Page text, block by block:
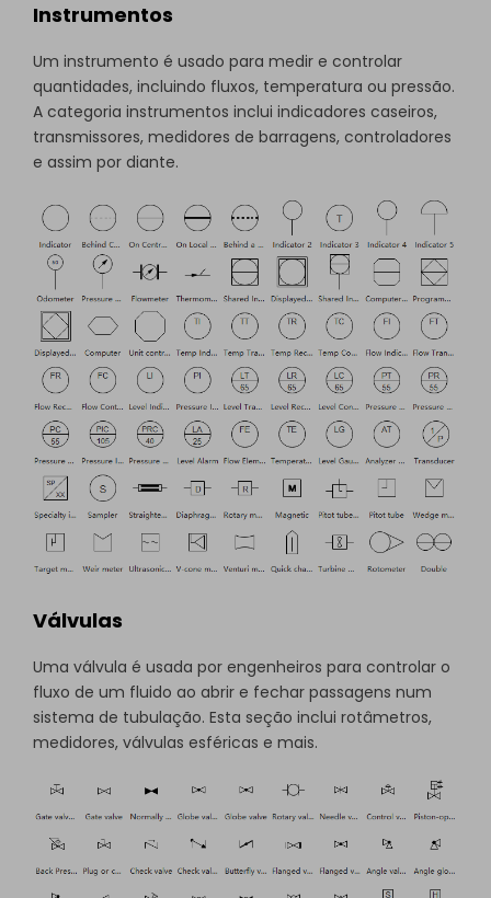
Instrumentos
Um instrumento é usado para medir e controlar
quantidades, incluindo fluxos, temperatura ou pressão.
A categoria instrumentos inclui indicadores caseiros,
transmissores, medidores de barragens, controladores
e assim por diante.
Válvulas
Uma válvula é usada por engenheiros para controlar o
fluxo de um fluido ao abrir e fechar passagens num
sistema de tubulação. Esta seção inclui rotâmetros,
medidores, válvulas esféricas e mais.